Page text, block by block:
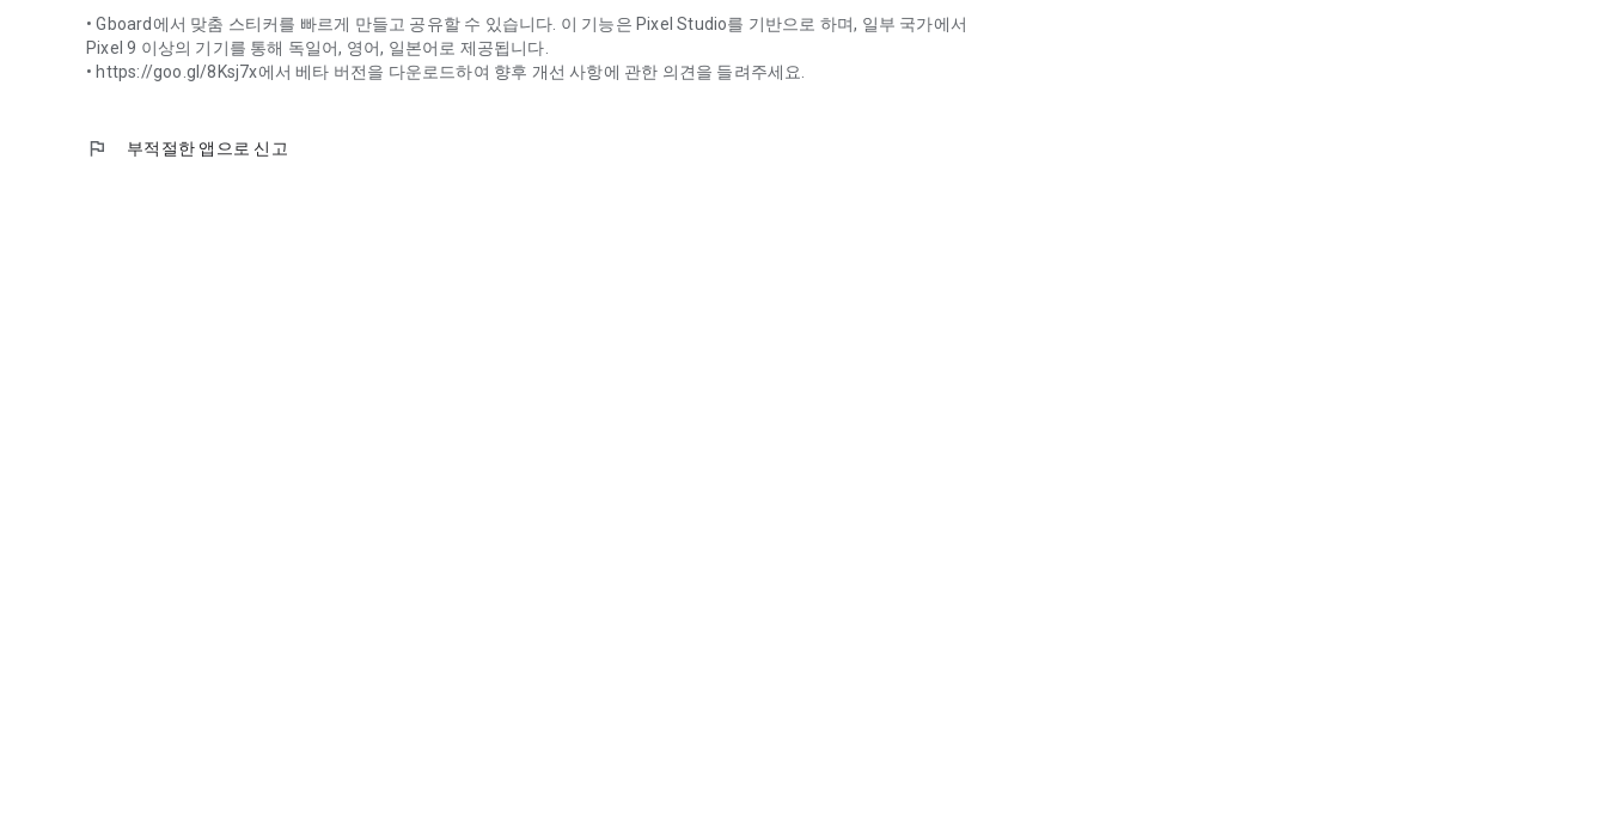
• Gboard에서 맞춤 스티커를 빠르게 만들고 공유할 수 있습니다. 이 기능은 Pixel Studio를 기반으로 하며, 일부 국가에서
Pixel 9 이상의 기기를 통해 독일어, 영어, 일본어로 제공됩니다.
• https://goo.gl/8Ksj7x에서 베타 버전을 다운로드하여 향후 개선 사항에 관한 의견을 들려주세요.
flag 부적절한 앱으로 신고